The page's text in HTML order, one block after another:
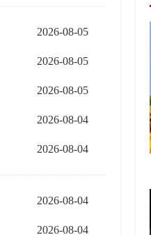
2026-08-05
2026-08-05
2026-08-05
2026-08-04
2026-08-04
2026-08-04
2026-08-04